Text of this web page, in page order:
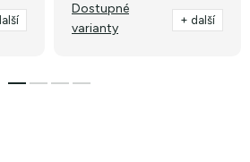
Dostupné
varianty
+ další